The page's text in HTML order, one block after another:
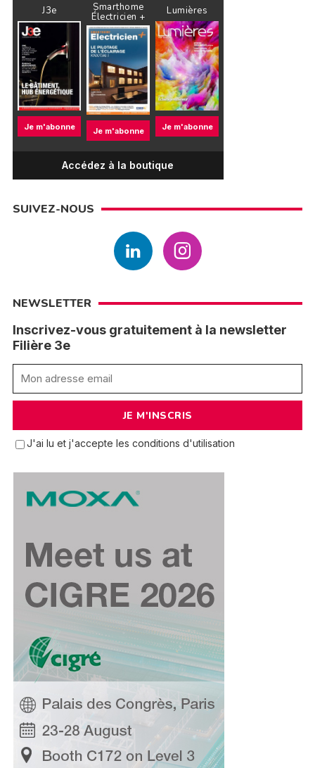
J3e
Je m'abonne
Smarthome
Électricien +
Je m'abonne
Lumières
Je m'abonne
Accédez à la boutique
SUIVEZ-NOUS
NEWSLETTER
Inscrivez-vous gratuitement à la newsletter
Filière 3e
J'ai lu et j'accepte les conditions d'utilisation